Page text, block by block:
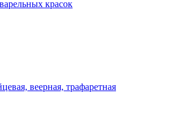
красок
веерная, трафаретная